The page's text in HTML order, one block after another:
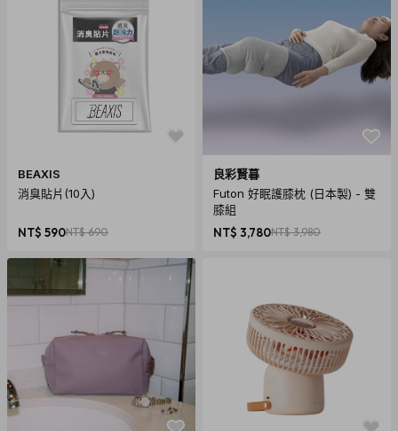
商品規格
產地：美國
保固：未拆封保存期限三年
BEAXIS
消臭貼片(10入)
NT$ 590NT$ 690
良彩賢暮
Futon 好眠護膝枕 (日本製) - 雙
膝組
NT$ 3,780NT$ 3,980